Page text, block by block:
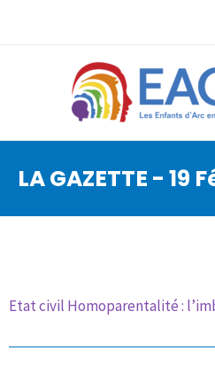
LA GAZETTE - 19
Etat civil Homoparentalité :